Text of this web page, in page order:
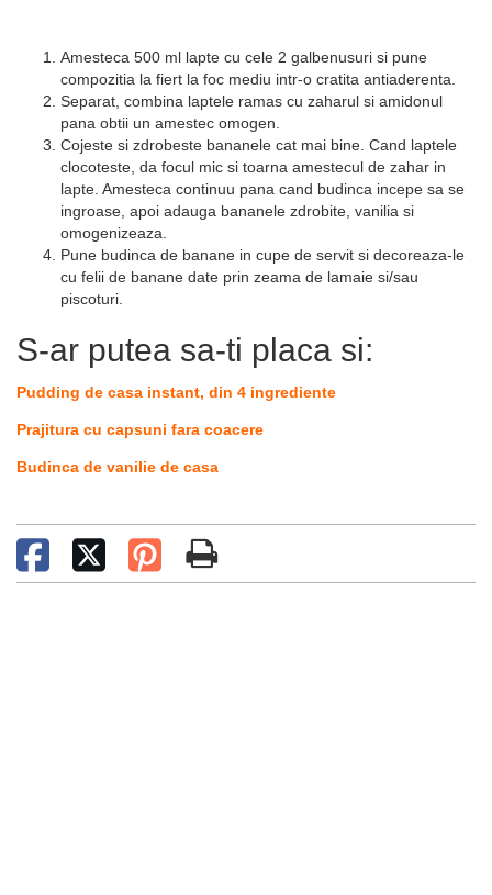
Amesteca 500 ml lapte cu cele 2 galbenusuri si pune
compozitia la fiert la foc mediu intr-o cratita antiaderenta.
Separat, combina laptele ramas cu zaharul si amidonul
pana obtii un amestec omogen.
Cojeste si zdrobeste bananele cat mai bine. Cand laptele
clocoteste, da focul mic si toarna amestecul de zahar in
lapte. Amesteca continuu pana cand budinca incepe sa se
ingroase, apoi adauga bananele zdrobite, vanilia si
omogenizeaza.
Pune budinca de banane in cupe de servit si decoreaza-le
cu felii de banane date prin zeama de lamaie si/sau
piscoturi.
S-ar putea sa-ti placa si:
Pudding de casa instant, din 4 ingrediente
Prajitura cu capsuni fara coacere
Budinca de vanilie de casa